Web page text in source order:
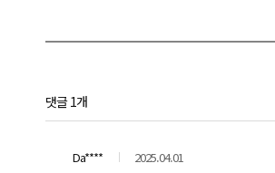
댓글 1개
Da****
2025.04.01